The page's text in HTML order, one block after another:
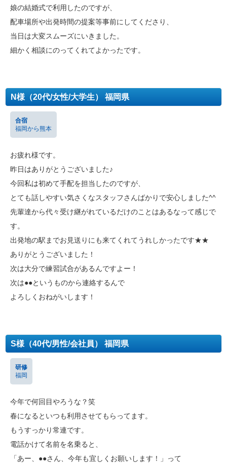
娘の結婚式で利用したのですが、
配車場所や出発時間の提案等事前にしてくださり、
当日は大変スムーズにいきました。
細かく相談にのってくれてよかったです。
N様（20代/女性/大学生） 福岡県
合宿
福岡から熊本
お疲れ様です。
昨日はありがとうございました♪
今回私は初めて手配を担当したのですが、
とても話しやすい気さくなスタッフさんばかりで安心しました^^
先輩達から代々受け継がれているだけのことはあるなって感じで
す。
出発地の駅までお見送りにも来てくれてうれしかったです★★
ありがとうございました！
次は大分で練習試合があるんですよー！
次は●●というものから連絡するんで
よろしくおねがいします！
S様（40代/男性/会社員） 福岡県
研修
福岡
今年で何回目やろうな？笑
春になるといつも利用させてもらってます。
もうすっかり常連です。
電話かけて名前を名乗ると、
「あー、●●さん、今年も宜しくお願いします！」って